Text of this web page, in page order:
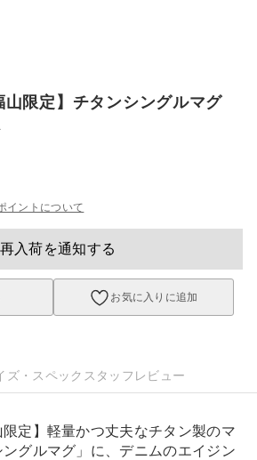
山限定】チタンシングルマグ
イントについて
再入荷を通知する
お気に入りに追加
ズ・スペック スタッフレビュー
限定】軽量かつ丈夫なチタン製のマ
グルマグ」に、デニムのエイジン